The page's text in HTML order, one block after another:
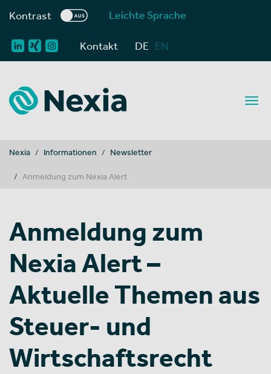
Kontrast Leichte Sprache
Kontakt DE EN
You are here:
Nexia Informationen Newsletter
Anmeldung zum Nexia Alert
Anmeldung zum
Nexia Alert –
Aktuelle Themen aus
Steuer- und
Wirtschaftsrecht